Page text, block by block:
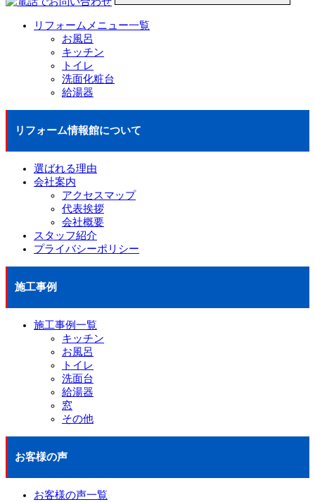
リフォームメニュー一覧
お風呂
キッチン
トイレ
洗面化粧台
給湯器
リフォーム情報館について
選ばれる理由
会社案内
アクセスマップ
代表挨拶
会社概要
スタッフ紹介
プライバシーポリシー
施工事例
施工事例一覧
キッチン
お風呂
トイレ
洗面台
給湯器
窓
その他
お客様の声
お客様の声一覧